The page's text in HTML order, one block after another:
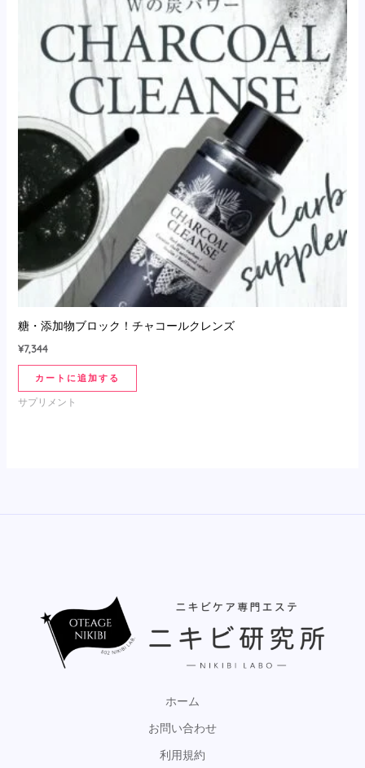
糖・添加物ブロック！チャコールクレンズ
¥7,344
カートに追加する
サプリメント
ホーム
お問い合わせ
利用規約